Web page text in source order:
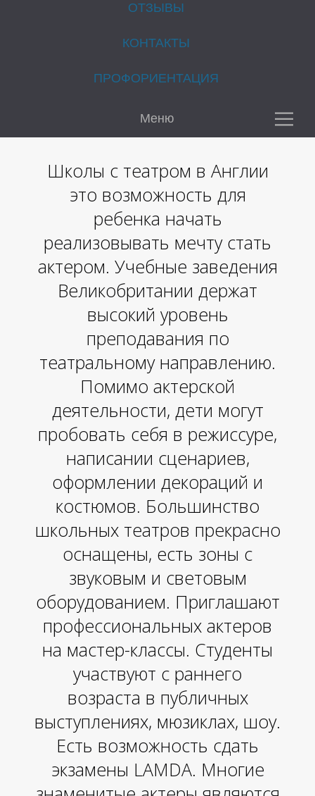
ОТЗЫВЫ
КОНТАКТЫ
ПРОФОРИЕНТАЦИЯ
Меню
Е
М
Школы с театром в Англии
это возможность для
ребенка начать
реализовывать мечту стать
актером. Учебные заведения
Великобритании держат
высокий уровень
преподавания по
театральному направлению.
Помимо актерской
деятельности, дети могут
пробовать себя в режиссуре,
написании сценариев,
оформлении декораций и
костюмов. Большинство
школьных театров прекрасно
оснащены, есть зоны с
звуковым и световым
оборудованием. Приглашают
профессиональных актеров
на мастер-классы. Студенты
участвуют с раннего
возраста в публичных
выступлениях, мюзиклах, шоу.
Есть возможность сдать
экзамены LAMDA. Многие